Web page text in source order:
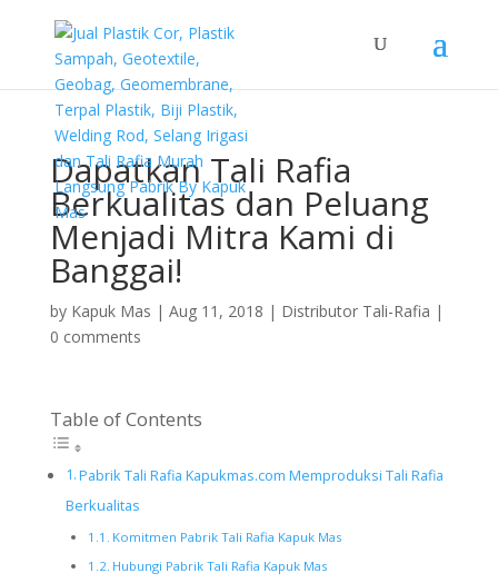
Dapatkan Tali Rafia
Berkualitas dan Peluang
Menjadi Mitra Kami di
Banggai!
by Kapuk Mas | Aug 11, 2018 | Distributor Tali-Rafia |
0 comments
Table of Contents
Pabrik Tali Rafia Kapukmas.com Memproduksi Tali Rafia
Berkualitas
Komitmen Pabrik Tali Rafia Kapuk Mas
Hubungi Pabrik Tali Rafia Kapuk Mas